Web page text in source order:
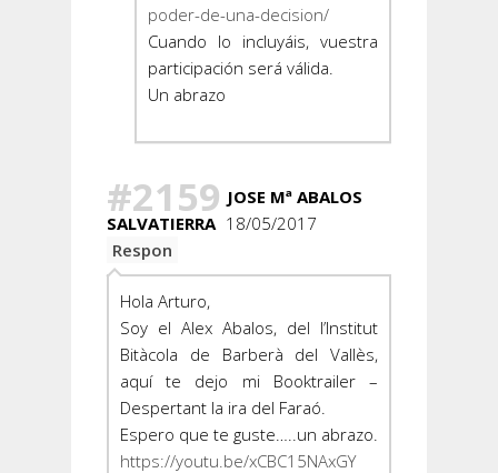
poder-de-una-decision/
Cuando lo incluyáis, vuestra
participación será válida.
Un abrazo
#2159 JOSE Mª ABALOS
SALVATIERRA 18/05/2017
Respon
Hola Arturo,
Soy el Alex Abalos, del l’Institut
Bitàcola de Barberà del Vallès,
aquí te dejo mi Booktrailer –
Despertant la ira del Faraó.
Espero que te guste…..un abrazo.
https://youtu.be/xCBC15NAxGY